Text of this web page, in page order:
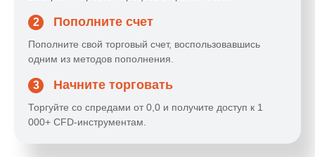
2 Пополните счет
Пополните свой торговый счет, воспользовавшись
одним из методов пополнения.
3 Начните торговать
Торгуйте со спредами от 0,0 и получите доступ к 1
000+ CFD-инструментам.